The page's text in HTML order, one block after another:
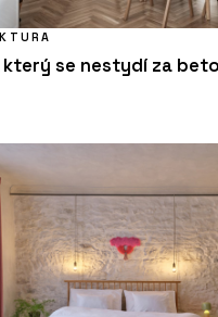
který se nestydí za